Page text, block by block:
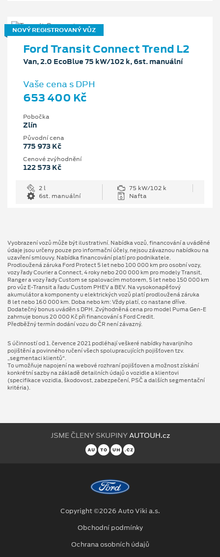
NOVÝ REGISTROVANÝ VŮZ
Ford Transit Connect Trend L2
Van, 2.0 EcoBlue 75 kW/102 k, 6st. manuální
Vaše cena s DPH
653 400 Kč
Pobočka
Zlín
Původní cena
775 973 Kč
Cenové zvýhodnění
122 573 Kč
2 l
75 kW/102 k
6st. manuální
Nafta
Vyobrazení vozů může být ilustrativní. Nabídka vozů, financování a uváděné
údaje jsou určeny pouze pro informační účely, nejsou závaznou nabídkou na
uzavření smlouvy. Nabídka financování platí pro podnikatele.
Prodloužená záruka Ford Protect 5 let nebo 100 000 km pro osobní vozy,
vozy řady Courier a Connect, 4 roky nebo 200 000 km pro modely Transit,
Ranger a vozy řady Custom se spalovacím motorem, 5 let nebo 150 000 km
pro vůz E-Transit a řadu Custom PHEV a BEV. Na vysokonapěťový
akumulátor a komponenty u elektrických vozů platí prodloužená záruka
8 let nebo 160 000 km. Doba nebo km: Vždy platí, co nastane dříve.
Dodatečný bonus uváděn s DPH. Zvýhodněná cena pro model Puma Gen⁠-⁠E
zahrnuje bonus 20 000 Kč při financování s Ford Credit.
Předběžný termín dodání vozu do ČR není závazný.
S účinností od 1. července 2021 podléhají veškeré nabídky havarijního
pojištění a povinného ručení všech spolupracujících pojišťoven tzv.
„segmentaci klientů“.
To umožňuje napojení na webové rozhraní pojišťoven a možnost získání
konkrétní sazby na základě detailních údajů o vozidle a klientovi
(specifikace vozidla, škodovost, zabezpečení, PSČ a dalších segmentační
kritéria).
JSME ČLENY SKUPINYAUTOUH.cz
Copyright ©2026 Auto Viki a.s.
Obchodní podmínky
Ochrana osobních údajů